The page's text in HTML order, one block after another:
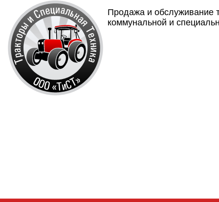
Продажа и обслуживание
коммунальной и